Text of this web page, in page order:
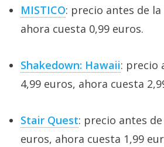
MISTICO: precio antes de
ahora cuesta 0,99 euros.
Shakedown: Hawaii: precio
4,99 euros, ahora cuesta
Stair Quest: precio antes
euros, ahora cuesta 1,99